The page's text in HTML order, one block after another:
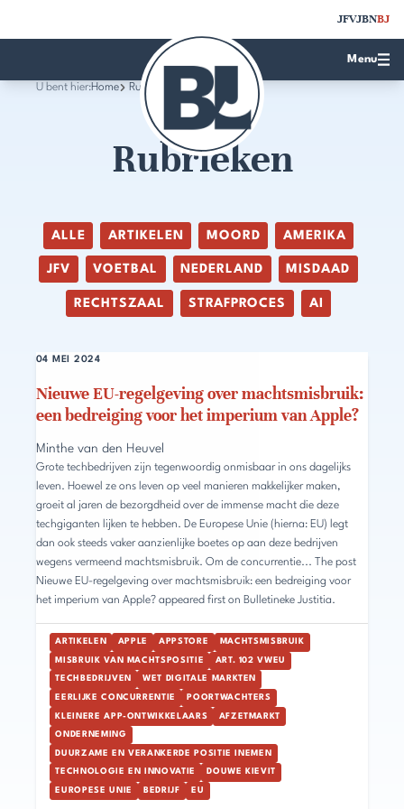
JFVJBNBJ
Menu
U bent hier:Home Rubrieken
Rubrieken
ALLE ARTIKELEN MOORD AMERIKA
JFV VOETBAL NEDERLAND MISDAAD
RECHTSZAAL STRAFPROCES AI
Nieuwe EU-regelgeving over machtsmisbruik:
een bedreiging voor het imperium van Apple?
04 MEI 2024
Minthe van den Heuvel
Grote techbedrijven zijn tegenwoordig onmisbaar in ons dagelijks
leven. Hoewel ze ons leven op veel manieren makkelijker maken,
groeit al jaren de bezorgdheid over de immense macht die deze
techgiganten lijken te hebben. De Europese Unie (hierna: EU) legt
dan ook steeds vaker aanzienlijke boetes op aan deze bedrijven
wegens vermeend machtsmisbruik. Om de concurrentie... The post
Nieuwe EU-regelgeving over machtsmisbruik: een bedreiging voor
het imperium van Apple? appeared first on Bulletineke Justitia.
ARTIKELEN APPLE APPSTORE MACHTSMISBRUIK
MISBRUIK VAN MACHTSPOSITIE ART. 102 VWEU
TECHBEDRIJVEN WET DIGITALE MARKTEN
EERLIJKE CONCURRENTIE POORTWACHTERS
KLEINERE APP-ONTWIKKELAARS AFZETMARKT
ONDERNEMING
DUURZAME EN VERANKERDE POSITIE INEMEN
TECHNOLOGIE EN INNOVATIE DOUWE KIEVIT
EUROPESE UNIE BEDRIJF EU